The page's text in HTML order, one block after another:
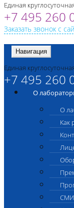
Единая
+7 495 260
Заказать звонок с
Навигация
Единая
+7 495 260
О
О
Как
СМИ